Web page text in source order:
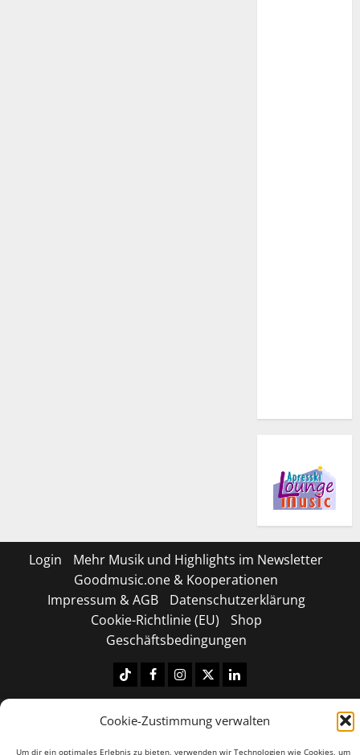
Cookie-Zustimmung verwalten
Um dir ein optimales Erlebnis zu bieten, verwenden wir Technologien wie Cookies, um
Login
Mehr Musik und Highlights im Newsletter
Goodmusic.one & Kooperationen
Impressum & AGB
Datenschutzerklärung
Cookie-Richtlinie (EU)
Shop
Geschäftsbedingungen
TiktokFacebook
Instagram
X LinkedIN
Copyright © 2026 All rights reserved.|MoreNews
by